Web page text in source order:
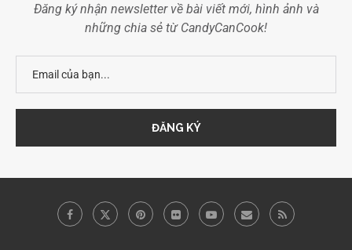
Đăng ký nhận newsletter về bài viết mới, hình ảnh và
những chia sẻ từ CandyCanCook!